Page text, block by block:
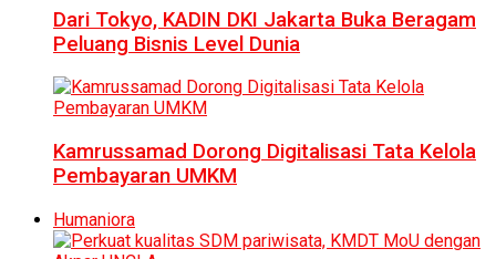
Dari Tokyo, KADIN DKI Jakarta Buka Beragam
Peluang Bisnis Level Dunia
Kamrussamad Dorong Digitalisasi Tata Kelola
Pembayaran UMKM
Humaniora